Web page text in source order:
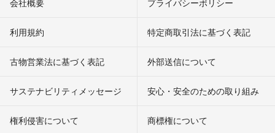
会社概要 プライバシーポリシー
利用規約 特定商取引法に基づく表記
古物営業法に基づく表記 外部送信について
サステナビリティメッセージ 安心・安全のための取り組み
権利侵害について
商標権について